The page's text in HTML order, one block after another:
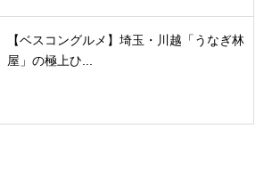
【ベスコングルメ】埼玉・川越「うなぎ林
屋」の極上ひ...